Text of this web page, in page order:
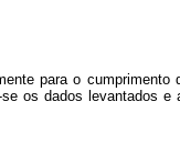
para o cumprimento
os dados levantados e